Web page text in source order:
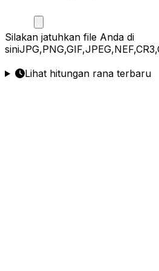
Silakan jatuhkan file Anda di
sini
Lihat hitungan rana terbaru